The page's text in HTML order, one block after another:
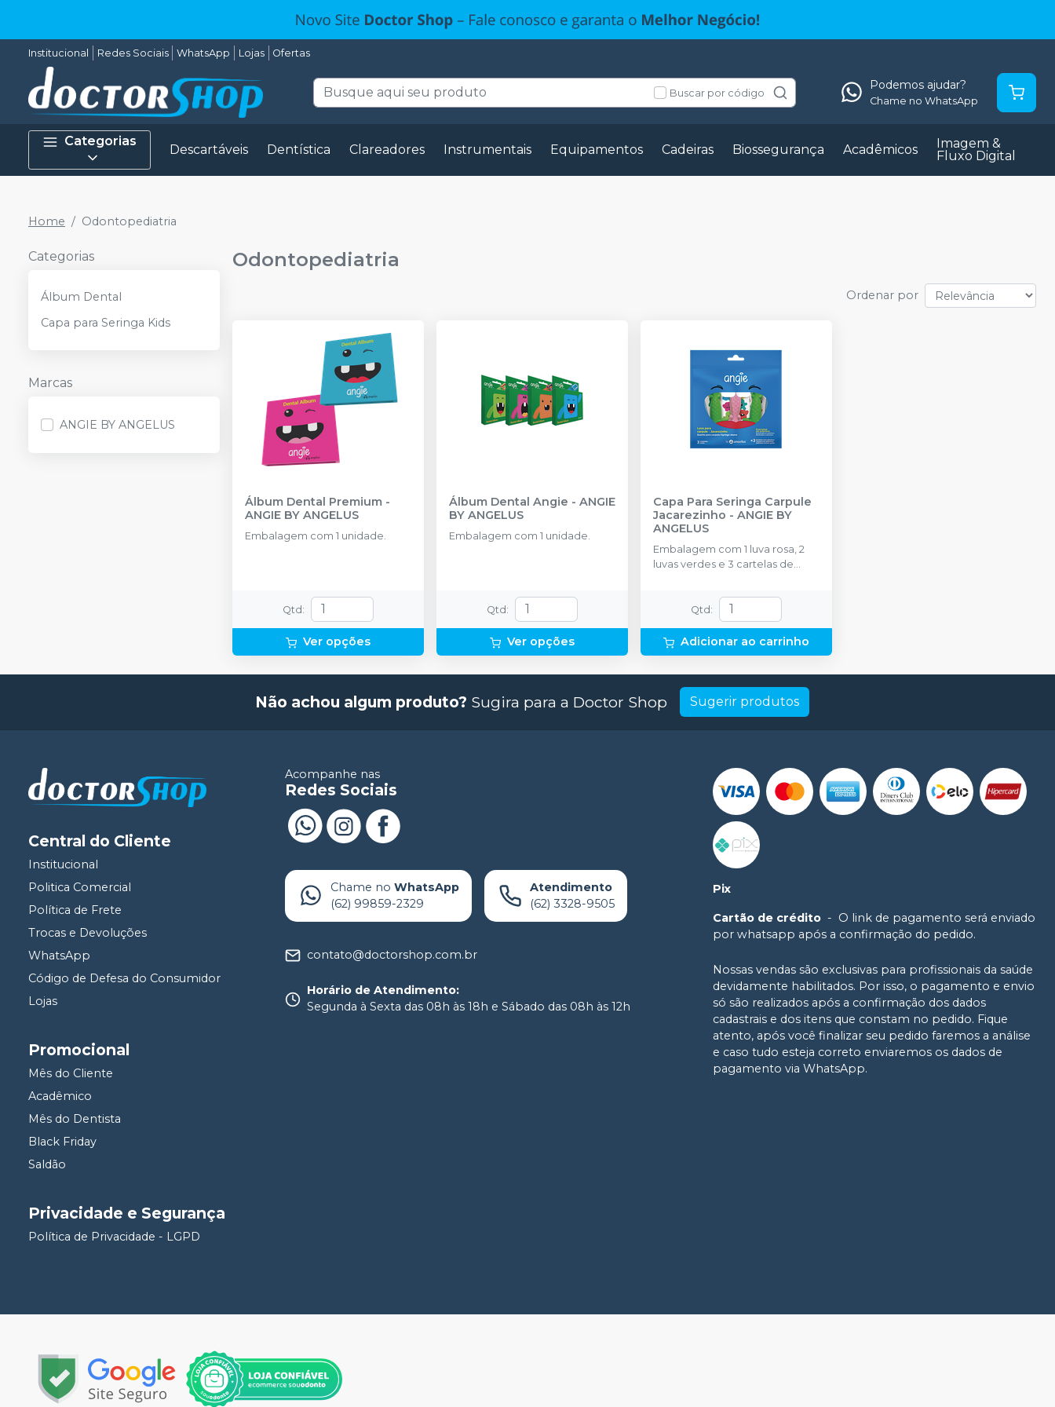
Institucional Redes Sociais WhatsApp Lojas Ofertas
Buscar por código
Podemos ajudar?
Chame no WhatsApp
Categorias
Descartáveis Dentística Clareadores Instrumentais Equipamentos Cadeiras Biossegurança Acadêmicos
Imagem &
Fluxo Digital
Home Odontopediatria
Categorias
Álbum Dental
Capa para Seringa Kids
Marcas
ANGIE BY ANGELUS
Odontopediatria
Ordenar por
Álbum Dental Premium -
ANGIE BY ANGELUS
Embalagem com 1 unidade.
Qtd:
Ver opções
Álbum Dental Angie - ANGIE
BY ANGELUS
Embalagem com 1 unidade.
Qtd:
Ver opções
Capa Para Seringa Carpule
Jacarezinho - ANGIE BY
ANGELUS
Embalagem com 1 luva rosa, 2
luvas verdes e 3 cartelas de
Qtd:
Adicionar ao carrinho
Não achou algum produto? Sugira para a Doctor Shop Sugerir produtos
Central do Cliente
Institucional
Politica Comercial
Política de Frete
Trocas e Devoluções
WhatsApp
Código de Defesa do Consumidor
Lojas
Promocional
Mês do Cliente
Acadêmico
Mês do Dentista
Black Friday
Saldão
Privacidade e Segurança
Política de Privacidade - LGPD
Acompanhe nas
Redes Sociais
Chame no WhatsApp
(62) 99859-2329
Atendimento
(62) 3328-9505
contato@doctorshop.com.br
Horário de Atendimento:
Segunda à Sexta das 08h às 18h e Sábado das 08h às 12h
Pix
Cartão de crédito - O link de pagamento será enviado
por whatsapp após a confirmação do pedido.
Nossas vendas são exclusivas para profissionais da saúde
devidamente habilitados. Por isso, o pagamento e envio
só são realizados após a confirmação dos dados
cadastrais e dos itens que constam no pedido. Fique
atento, após você finalizar seu pedido faremos a análise
e caso tudo esteja correto enviaremos os dados de
pagamento via WhatsApp.